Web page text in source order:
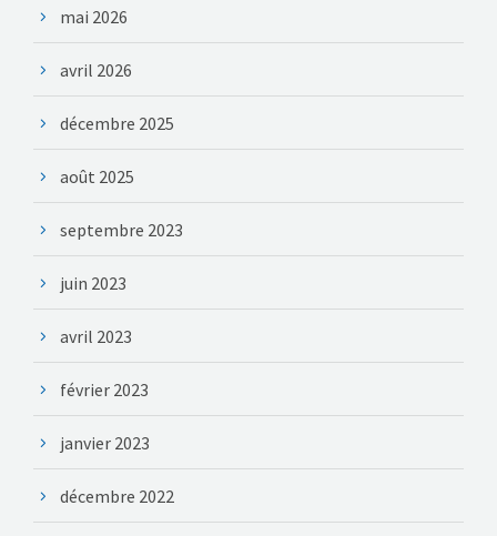
mai 2026
avril 2026
décembre 2025
août 2025
septembre 2023
juin 2023
avril 2023
février 2023
janvier 2023
décembre 2022